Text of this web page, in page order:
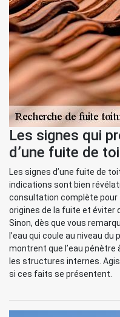
Les signes qui
d’une fuite de
Les signes d’une fuite de
indications sont bien
consultation complète pour
origines de la fuite et éviter
Sinon, dès que vous
l’eau qui coule au niveau
montrent que l’eau
les structures internes.
si ces faits se présentent.